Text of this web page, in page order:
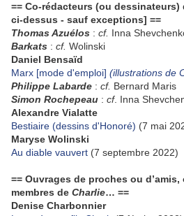
== Co-rédacteurs (ou
ci-dessus - sauf exceptions] ==
Thomas Azuélos : cf. Inna
Barkats : cf. Wolinski
Daniel Bensaïd
Marx [mode d'emploi] (illustrations de
Philippe Labarde : cf. Bernard Maris
Simon Rochepeau : cf. Inna
Alexandre Vialatte
Bestiaire (dessins d'Honoré) (7 mai
Maryse Wolinski
Au diable vauvert (7 septembre 2022)
== Ouvrages de proches ou
membres de Charlie… ==
Denise Charbonnier